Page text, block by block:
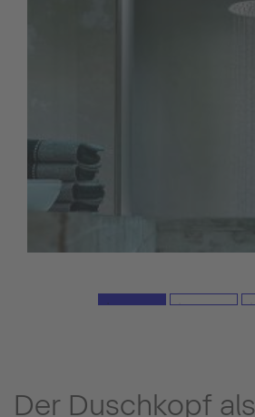
Der Duschkopf als